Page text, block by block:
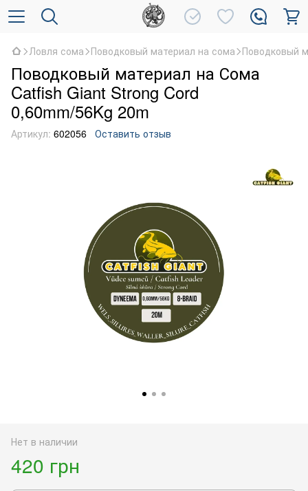
Ловля сома Поводковый материал на сома Поводковый
Поводковый материал на Сома
Catfish Giant Strong Cord
0,60mm/56Kg 20m
Артикул: 602056 Оставить отзыв
Нет в наличии
420 грн